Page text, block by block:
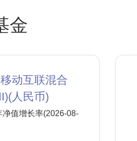
金
动互联混合
人民币)
净值增长率(2026-08-